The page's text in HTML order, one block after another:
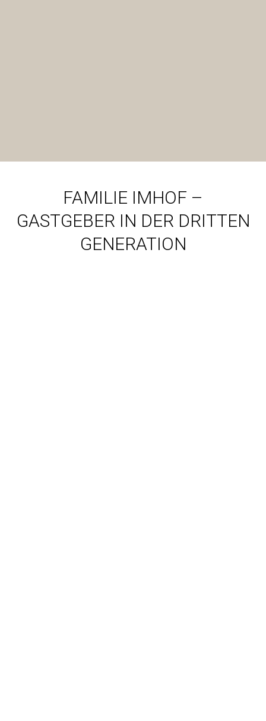
FAMILIE IMHOF –
GASTGEBER IN DER DRITTEN
GENERATION